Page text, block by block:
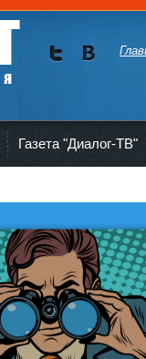
Газета "Диалог-ТВ"